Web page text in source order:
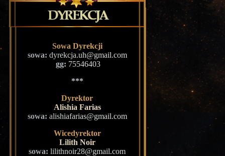
Sowa Dyrekcji
sowa: dyrekcja.uh@gmail.com
gg: 75546403
***
Dyrektor
Alishia Farias
sowa: alishiafarias@gmail.com
Wicedyrektor
Lilith Noir
sowa: lilithnoir28@gmail.com